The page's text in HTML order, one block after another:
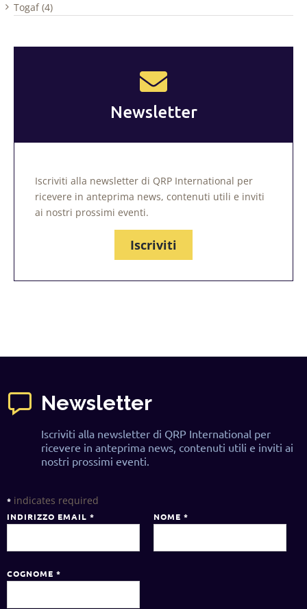
Togaf (4)
Newsletter
Iscriviti alla newsletter di QRP International per
ricevere in anteprima news, contenuti utili e inviti
ai nostri prossimi eventi.
Iscriviti
Newsletter
Iscriviti alla newsletter di QRP International per
ricevere in anteprima news, contenuti utili e inviti ai
nostri prossimi eventi.
* indicates required
INDIRIZZO EMAIL * NOME *
COGNOME *